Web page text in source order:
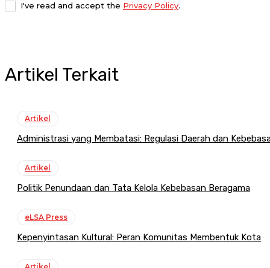
I've read and accept the Privacy Policy.
Artikel Terkait
Artikel
Administrasi yang Membatasi: Regulasi Daerah dan
Artikel
Politik Penundaan dan Tata Kelola Kebebasan Beragama
eLSA Press
Kepenyintasan Kultural: Peran Komunitas Membentuk Kota